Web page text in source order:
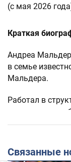
(с мая 2026
Краткая
Андреа
в семье
Мальдера.
Работал в
тренерских
французского
сборной
Связанные